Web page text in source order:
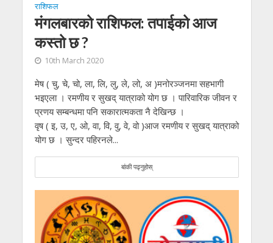
राशिफल
मंगलबारको राशिफल: तपाईको आज
कस्तो छ ?
10th March 2020
मेष ( चु, चे, चो, ला, लि, लु, ले, लो, अ )मनोरञ्जनमा सहभागी
भइएला । रमणीय र सुखद् यात्राको योग छ । पारिवारिक जीवन र
प्रणय सम्बन्धमा पनि सकारात्मकता नै देखिन्छ ।
वृष ( इ, उ, ए, ओ, वा, वि, वु, वे, वो )आज रमणीय र सुखद् यात्राको
योग छ । सुन्दर पहिरनले...
बांकी पढ्नुहोस्